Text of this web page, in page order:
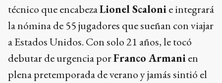
técnico que encabezaLionel Scalonie integrará
la nómina de 55 jugadores que sueñan con viajar
a Estados Unidos. Con solo 21 años, le tocó
debutar de urgencia porFranco Armanien
plena pretemporada de verano y jamás sintió el